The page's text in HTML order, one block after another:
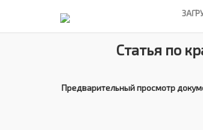
Статья по
Предварительный просмотр